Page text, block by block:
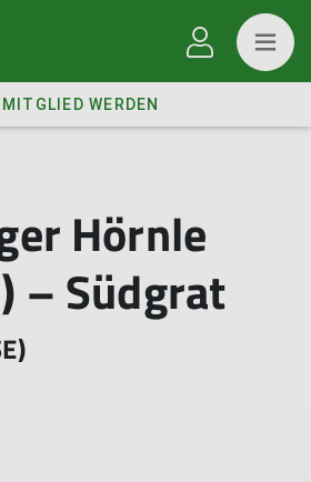
MITGLIED WERDEN
Hörnle
– Südgrat